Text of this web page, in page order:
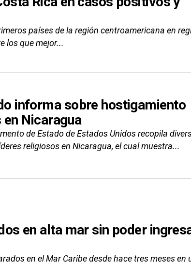
países de la región centroamericana en
los que mejor...
informa sobre hostigamiento
Nicaragua
de Estado de Estados Unidos recopila
religiosos en Nicaragua, el cual muestra...
en alta mar sin poder
en el Mar Caribe desde hace tres meses en